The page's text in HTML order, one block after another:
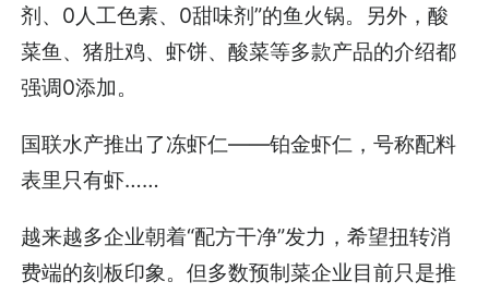
剂、0人工色素、0甜味剂”的鱼火锅。另外，酸
菜鱼、猪肚鸡、虾饼、酸菜等多款产品的介绍都
强调0添加。
国联水产推出了冻虾仁——铂金虾仁，号称配料
表里只有虾……
越来越多企业朝着“配方干净”发力，希望扭转消
费端的刻板印象。但多数预制菜企业目前只是推